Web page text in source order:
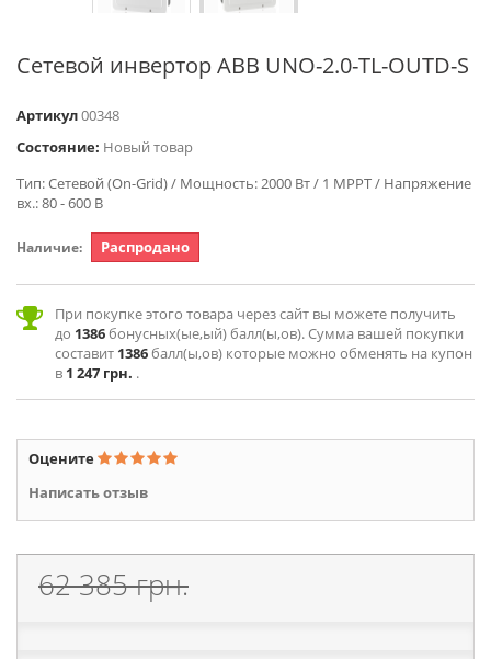
Сетевой инвертор ABB UNO-2.0-TL-OUTD-S
Артикул00348
Состояние: Новый товар
Тип: Сетевой (On-Grid) / Мощность: 2000 Вт / 1 MPPT / Напряжение
вх.: 80 - 600 В
Наличие: Распродано
При покупке этого товара через сайт вы можете получить
до 1386бонусных(ые,ый) балл(ы,ов). Сумма вашей покупки
составит 1386балл(ы,ов) которые можно обменять на купон
в 1 247 грн. .
Оцените
Написать отзыв
62 385 грн.